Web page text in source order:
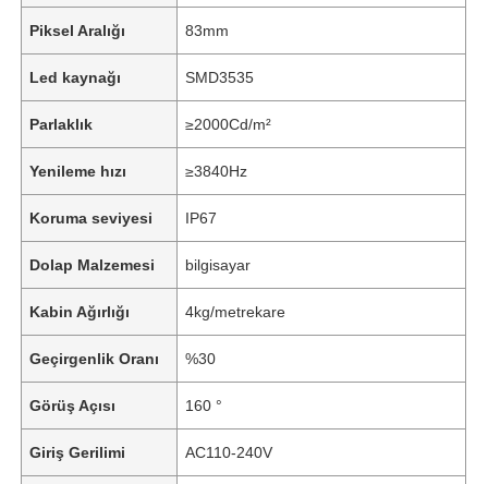
Piksel Aralığı 83mm
Led kaynağı SMD3535
Parlaklık ≥2000Cd/m²
Yenileme hızı ≥3840Hz
Koruma seviyesi IP67
Dolap Malzemesi bilgisayar
Kabin Ağırlığı 4kg/metrekare
Geçirgenlik Oranı %30
Görüş Açısı 160 °
Giriş Gerilimi AC110-240V